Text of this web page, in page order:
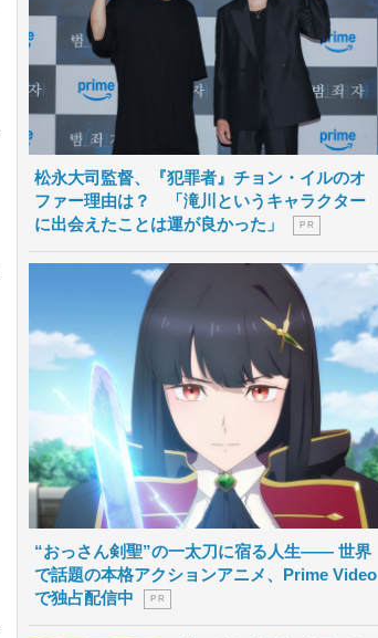
松永大司監督、『犯罪者』チョン・イルのオ
ファー理由は？ 「滝川というキャラクター
に出会えたことは運が良かった」
P R
“おっさん剣聖”の一太刀に宿る人生―― 世界
で話題の本格アクションアニメ、Prime Video
で独占配信中
P R